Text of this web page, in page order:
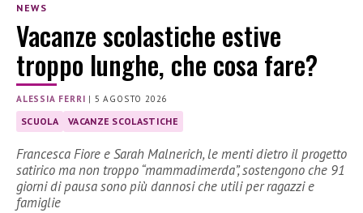
NEWS
Vacanze scolastiche estive
troppo lunghe, che cosa fare?
ALESSIA FERRI | 5 AGOSTO 2026
SCUOLA VACANZE SCOLASTICHE
Francesca Fiore e Sarah Malnerich, le menti dietro il progetto
satirico ma non troppo “mammadimerda”, sostengono che 91
giorni di pausa sono più dannosi che utili per ragazzi e
famiglie